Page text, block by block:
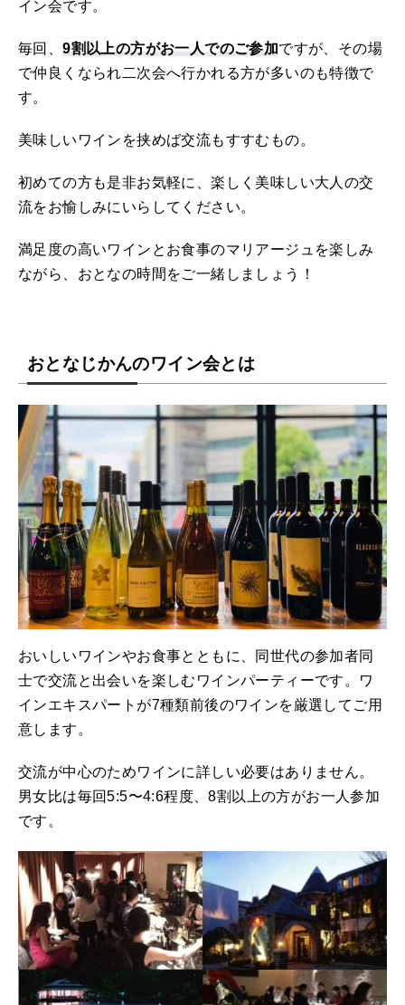
イン会です。
毎回、9割以上の方がお一人でのご参加ですが、その場
で仲良くなられ二次会へ行かれる方が多いのも特徴で
す。
美味しいワインを挟めば交流もすすむもの。
初めての方も是非お気軽に、楽しく美味しい大人の交
流をお愉しみにいらしてください。
満足度の高いワインとお食事のマリアージュを楽しみ
ながら、おとなの時間をご一緒しましょう！
おとなじかんのワイン会とは
おいしいワインやお食事とともに、同世代の参加者同
士で交流と出会いを楽しむワインパーティーです。ワ
インエキスパートが7種類前後のワインを厳選してご用
意します。
交流が中心のためワインに詳しい必要はありません。
男女比は毎回5:5〜4:6程度、8割以上の方がお一人参加
です。